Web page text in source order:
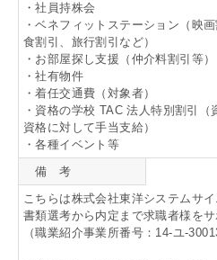
・社員持株会
・ベネフィットステーション（映
食割引、旅行割引など）
・お部屋探し支援（仲介料割引等）
・社有物件
・着任交通費（対象者）
・資格の学校 TAC 法人特別割引
資格に対して手当支給）
・各種イベント等
備 考
こちらは株式会社東洋システムサ
書類選考から内定まで求職者様を
（職業紹介事業所番号：14-ユ-